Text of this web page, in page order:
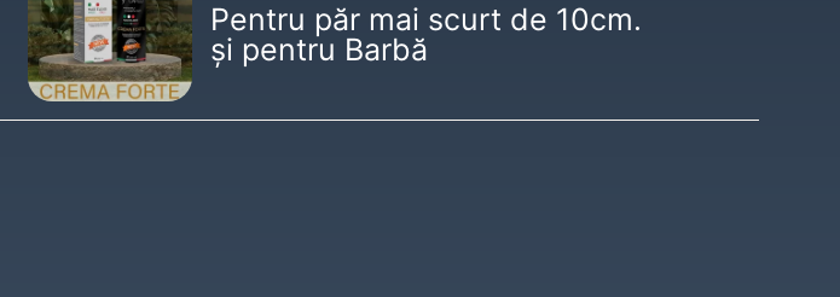
Pentru păr mai scurt de 10cm.
și pentru Barbă